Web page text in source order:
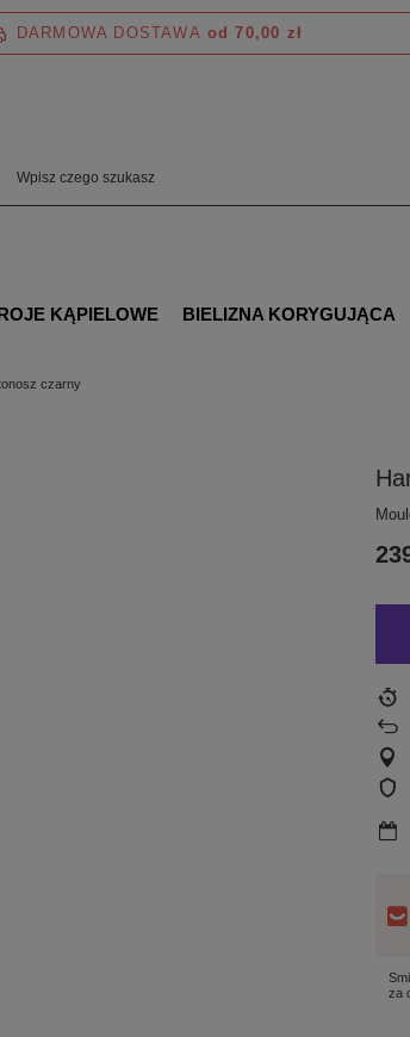
DARMOWA DOSTAWA od 70,00 zł
KĄPIELOWE BIELIZNA KORYGUJĄCA
czarny
za